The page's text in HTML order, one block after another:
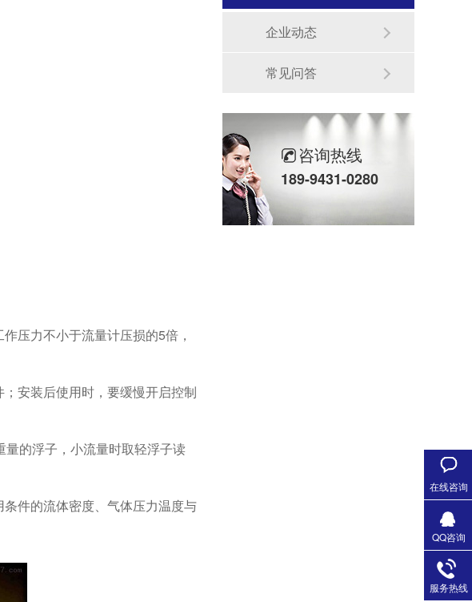
压力不小于流量计压损的5倍，
安装后使用时，要缓慢开启控制
的浮子，小流量时取轻浮子读
件的流体密度、气体压力温度与
企业动态
常见问答
咨询热线
189-9431-0280
在线咨询
QQ咨询
服务热线